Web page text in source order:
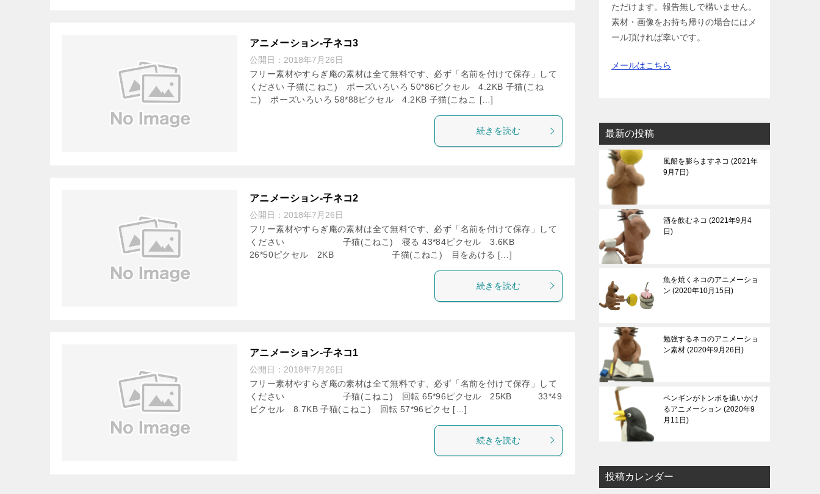
アニメーション-子ネコ3
公開日： 2018年7月26日
フリー素材やすらぎ庵の素材は全て無料です、必ず「名前を付けて保存」して
ください 子猫(こねこ) ポーズいろいろ 50*86ピクセル 4.2KB 子猫(こね
こ) ポーズいろいろ 58*88ピクセル 4.2KB 子猫(こねこ […]
続きを読む
アニメーション-子ネコ2
公開日： 2018年7月26日
フリー素材やすらぎ庵の素材は全て無料です、必ず「名前を付けて保存」して
ください 子猫(こねこ) 寝る 43*84ピクセル 3.6KB
26*50ピクセル 2KB 子猫(こねこ) 目をあける […]
続きを読む
アニメーション-子ネコ1
公開日： 2018年7月26日
フリー素材やすらぎ庵の素材は全て無料です、必ず「名前を付けて保存」して
ください 子猫(こねこ) 回転 65*96ピクセル 25KB 33*49
ピクセル 8.7KB 子猫(こねこ) 回転 57*96ピクセ […]
続きを読む
ただけます。報告無しで構いません。
素材・画像をお持ち帰りの場合にはメ
ール頂ければ幸いです。
メールはこちら
最新の投稿
風船を膨らますネコ
2021年
9月7日
酒を飲むネコ
2021年9月4
日
魚を焼くネコのアニメーショ
ン 2020年10月15日
勉強するネコのアニメーショ
ン素材 2020年9月26日
ペンギンがトンボを追いかけ
るアニメーション 2020年9
月11日
投稿カレンダー